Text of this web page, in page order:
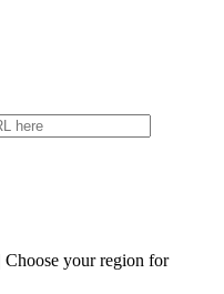
your region for